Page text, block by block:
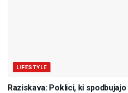
LIFESTYLE
Raziskava: Poklici, ki